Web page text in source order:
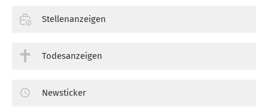
Stellenanzeigen
Todesanzeigen
Newsticker